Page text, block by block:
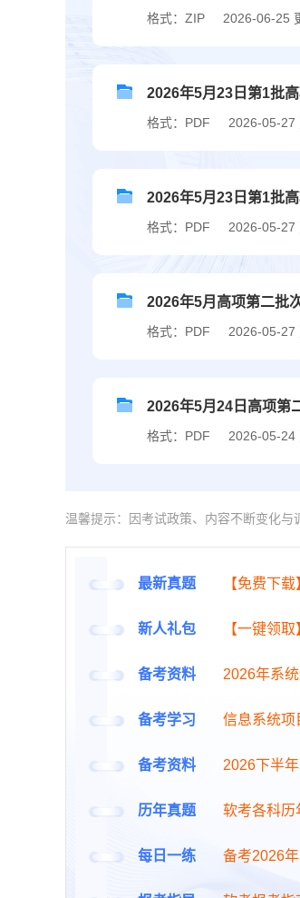
格式：ZIP 2026-06-25
2026年5月23日第1批
格式：PDF 2026-05-27
2026年5月23日第1批
格式：PDF 2026-05-27
2026年5月高项第二批
格式：PDF 2026-05-27
2026年5月24日高项第
格式：PDF 2026-05-24
温馨提示：因考试政策、内容不断变化与
最新真题 【免费下
新人礼包 【一键领
备考资料 2026年系
备考学习 信息系统项
备考资料 2026下半
历年真题 软考各科历
每日一练 备考2026